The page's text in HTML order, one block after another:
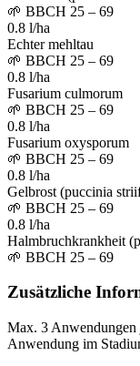
🌱 BBCH 25 – 69
0.8 l/ha
Echter mehltau
🌱 BBCH 25 – 69
0.8 l/ha
Fusarium culmorum
🌱 BBCH 25 – 69
0.8 l/ha
Fusarium oxysporum
🌱 BBCH 25 – 69
0.8 l/ha
Gelbrost (puccinia
🌱 BBCH 25 – 69
0.8 l/ha
Halmbruchkrankheit
🌱 BBCH 25 – 69
Zusätzliche
Max. 3
Anwendung im